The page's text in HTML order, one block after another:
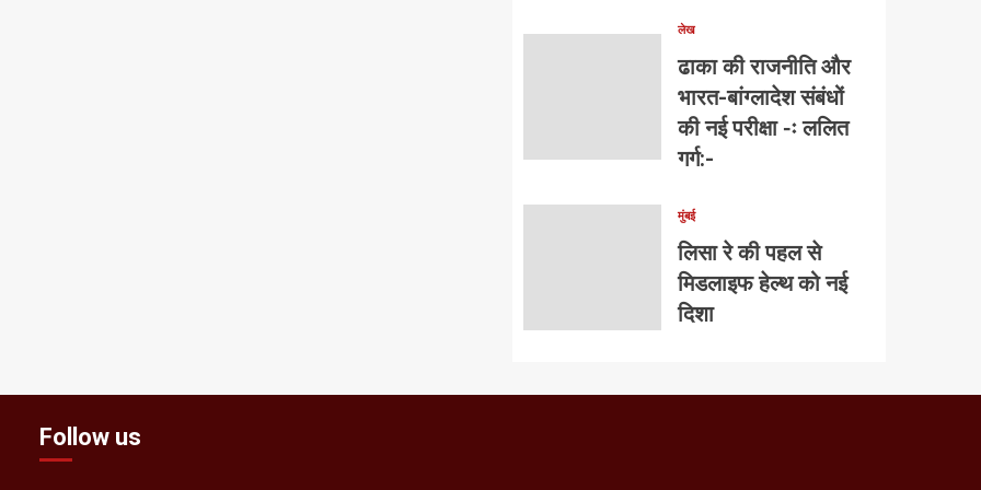
लेख
ढाका की राजनीति और
भारत-बांग्लादेश संबंधों
की नई परीक्षा -ः ललित
गर्ग:-
मुंबई
लिसा रे की पहल से
मिडलाइफ हेल्थ को नई
दिशा
Follow us